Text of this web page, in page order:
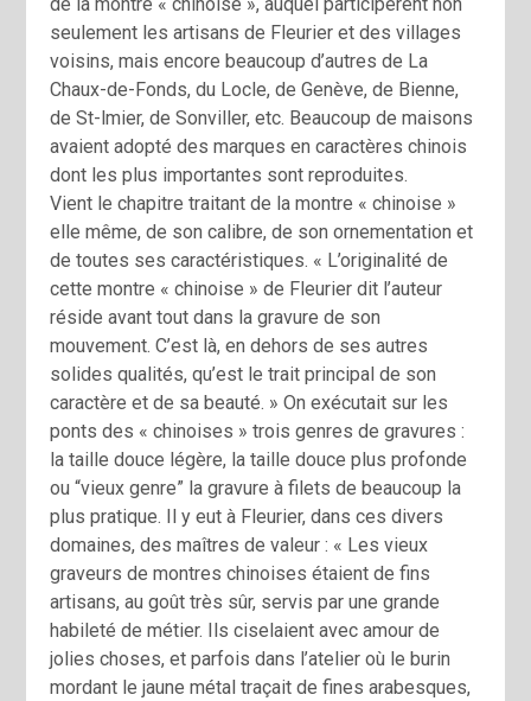
seulement les artisans de Fleurier et des villages
voisins, mais encore beaucoup d’autres de La
Chaux-de-Fonds, du Locle, de Genève, de Bienne,
de St-lmier, de Sonviller, etc. Beaucoup de maisons
avaient adopté des marques en caractères chinois
dont les plus importantes sont reproduites.
Vient le chapitre traitant de la montre « chinoise »
elle même, de son calibre, de son ornementation et
de toutes ses caractéristiques. « L’originalité de
cette montre « chinoise » de Fleurier dit l’auteur
réside avant tout dans la gravure de son
mouvement. C’est là, en dehors de ses autres
solides qualités, qu’est le trait principal de son
caractère et de sa beauté. » On exécutait sur les
ponts des « chinoises » trois genres de gravures :
la taille douce légère, la taille douce plus profonde
ou “vieux genre” la gravure à filets de beaucoup la
plus pratique. Il y eut à Fleurier, dans ces divers
domaines, des maîtres de valeur : « Les vieux
graveurs de montres chinoises étaient de fins
artisans, au goût très sûr, servis par une grande
habileté de métier. Ils ciselaient avec amour de
jolies choses, et parfois dans l’atelier où le burin
mordant le jaune métal traçait de fines arabesques,